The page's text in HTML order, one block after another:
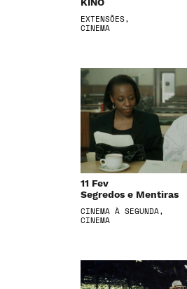
EXTENSÕES,
CINEMA
11 Fev
Segredos e Mentiras
CINEMA À SEGUNDA,
CINEMA